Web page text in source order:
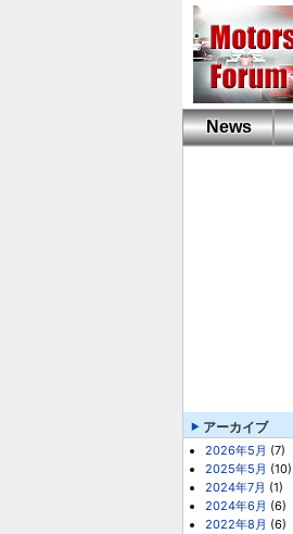
News
アーカイブ
2026年5月 (7)
2025年5月 (10)
2024年7月 (1)
2024年6月 (6)
2022年8月 (6)